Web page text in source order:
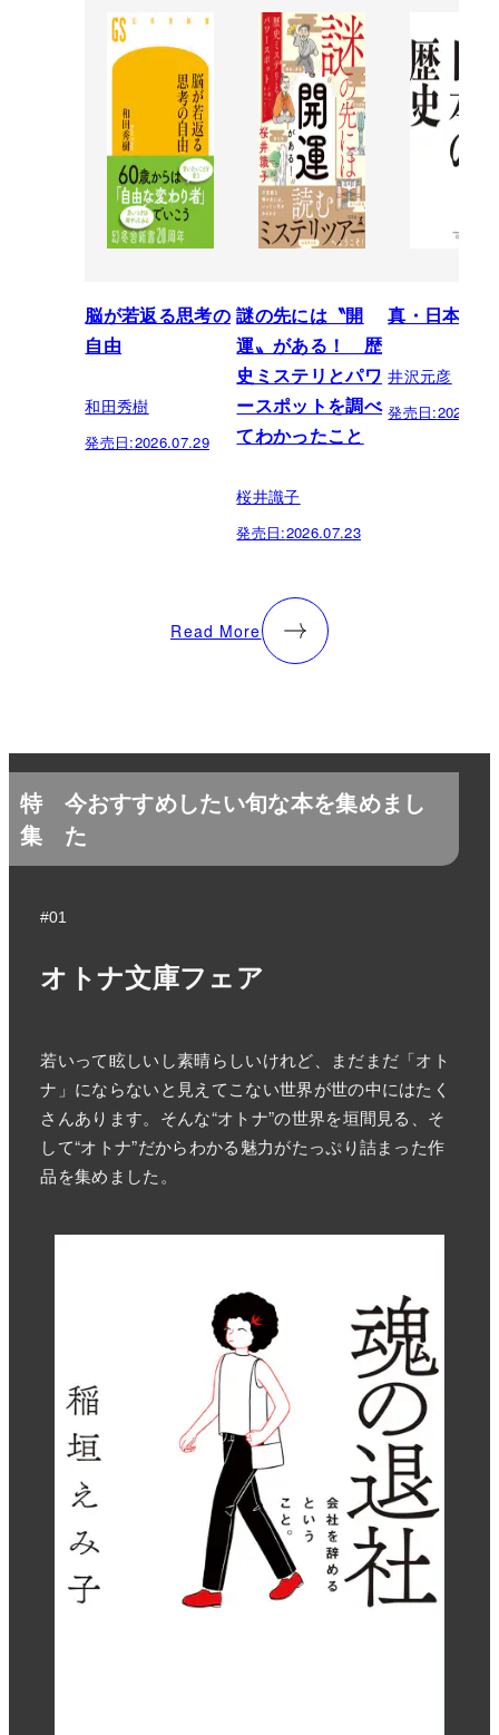
脳が若返る思考の
自由
和田秀樹
発売日:2026.07.29
謎の先には〝開
運〟がある！ 歴
史ミステリとパワ
ースポットを調べ
てわかったこと
桜井識子
発売日:2026.07.23
真・日本の
井沢元彦
発売日:
Read More
特
集
今おすすめしたい旬な本を集めまし
た
#01
オトナ文庫フェア
若いって眩しいし素晴らしいけれど、まだまだ「オト
ナ」にならないと見えてこない世界が世の中にはたく
さんあります。そんな“オトナ”の世界を垣間見る、そ
して“オトナ”だからわかる魅力がたっぷり詰まった作
品を集めました。